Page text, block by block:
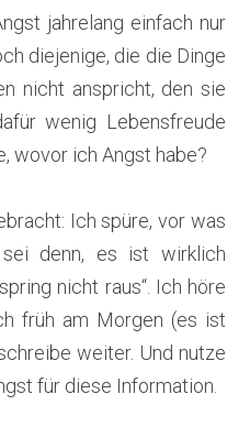
jahrelang einfach nur
diejenige, die die Dinge
nicht anspricht, den sie
wenig Lebensfreude
wovor ich Angst habe?
Ich spüre, vor was
denn, es ist wirklich
nicht raus“. Ich höre
früh am Morgen (es ist
weiter. Und nutze
für diese Information.